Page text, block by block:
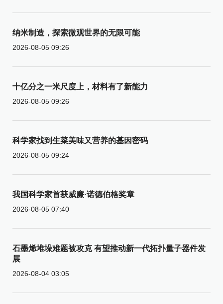
纳米制造，探索微观世界的无限可能
2026-08-05 09:26
十亿分之一米尺度上，材料有了新能力
2026-08-05 09:26
科学家找到生菜美味又营养的基因密码
2026-08-05 09:24
我国科学家首获威廉·诺德伯格奖章
2026-08-05 07:40
石墨烯堆垛难题被攻克 有望推动新一代拓扑量子器件发
展
2026-08-04 03:05